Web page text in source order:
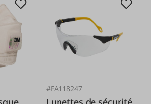
#FA118247
Lunettes de sécurité